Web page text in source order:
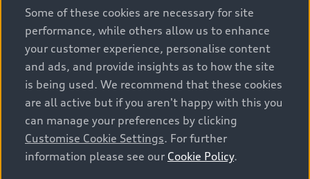
Audi exclusive
Verbruiksgegevens per model
Prijslijsten
Audi Code
Audi instructieboekje
Nieuwe Audi direct leverbaar
Het Audi Selectie :plus keurmerk
Audi Financial Services
Particulieren
Audi Private Lease
Elektrisch rijden
Elektrische modellen
Plug-in-hybride rijden
Plug-in-hybride modellen
Opladen
Service & accessoires
Dealer zoeken
Onderhoud en reparatie
Schade en pech
Navigatie en infotainment
Audi wereld
Stories of Progress
Beleef Audi
Audi Newsroom
Some of these cookies are necessary for site
performance, while others allow us to enhance
your customer experience, personalise content
and ads, and provide insights as to how the site
is being used. We recommend that these cookies
are all active but if you aren't happy with this you
can manage your preferences by clicking
Customise Cookie Settings. For further
information please see our Cookie Policy.